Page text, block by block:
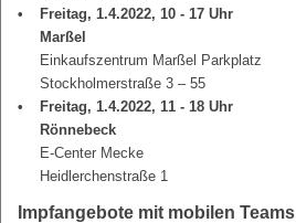
Freitag, 1.4.2022, 10 - 17 Uhr
Marßel
Einkaufszentrum Marßel Parkplatz
Stockholmerstraße 3 – 55
Freitag, 1.4.2022, 11 - 18 Uhr
Rönnebeck
E-Center Mecke
Heidlerchenstraße 1
Impfangebote mit mobilen Teams